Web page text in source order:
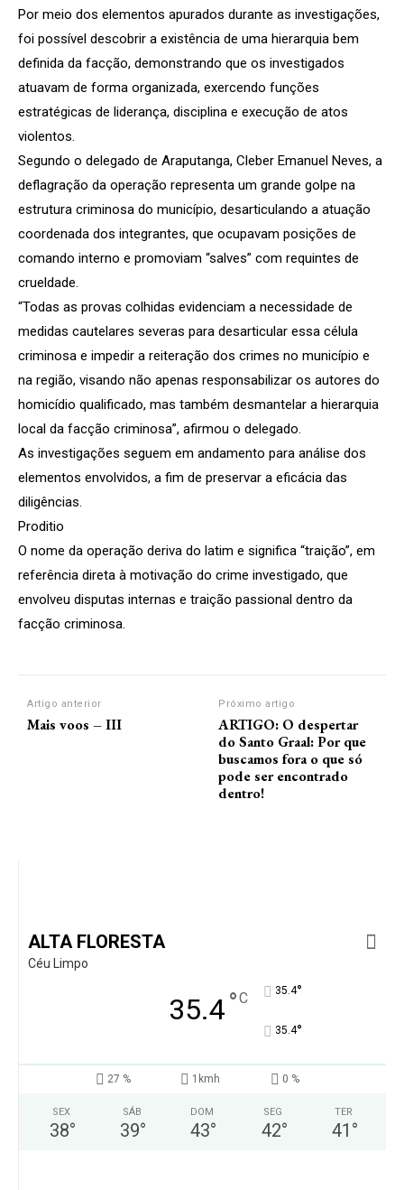
Por meio dos elementos apurados durante as investigações,
foi possível descobrir a existência de uma hierarquia bem
definida da facção, demonstrando que os investigados
atuavam de forma organizada, exercendo funções
estratégicas de liderança, disciplina e execução de atos
violentos.
Segundo o delegado de Araputanga, Cleber Emanuel Neves, a
deflagração da operação representa um grande golpe na
estrutura criminosa do município, desarticulando a atuação
coordenada dos integrantes, que ocupavam posições de
comando interno e promoviam “salves” com requintes de
crueldade.
“Todas as provas colhidas evidenciam a necessidade de
medidas cautelares severas para desarticular essa célula
criminosa e impedir a reiteração dos crimes no município e
na região, visando não apenas responsabilizar os autores do
homicídio qualificado, mas também desmantelar a hierarquia
local da facção criminosa”, afirmou o delegado.
As investigações seguem em andamento para análise dos
elementos envolvidos, a fim de preservar a eficácia das
diligências.
Proditio
O nome da operação deriva do latim e significa “traição”, em
referência direta à motivação do crime investigado, que
envolveu disputas internas e traição passional dentro da
facção criminosa.
Artigo anterior
Mais voos – III
Próximo artigo
ARTIGO: O despertar
do Santo Graal: Por que
buscamos fora o que só
pode ser encontrado
dentro!
ALTA FLORESTA
Céu Limpo
35.4°C 35.4°
35.4°
27 % 1kmh 0 %
SEX
38°
SÁB
39°
DOM
43°
SEG
42°
TER
41 °